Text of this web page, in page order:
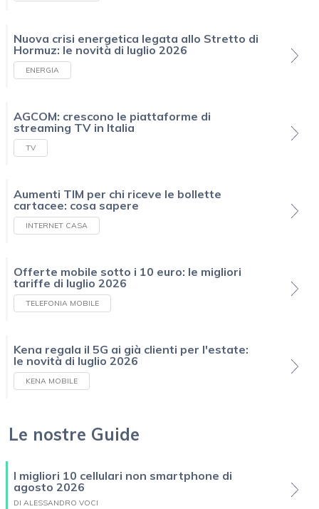
Nuova crisi energetica legata allo Stretto di
Hormuz: le novità di luglio 2026
ENERGIA
AGCOM: crescono le piattaforme di
streaming TV in Italia
TV
Aumenti TIM per chi riceve le bollette
cartacee: cosa sapere
INTERNET CASA
Offerte mobile sotto i 10 euro: le migliori
tariffe di luglio 2026
TELEFONIA MOBILE
Kena regala il 5G ai già clienti per l'estate:
le novità di luglio 2026
KENA MOBILE
Le nostre Guide
I migliori 10 cellulari non smartphone di
agosto 2026
DI ALESSANDRO VOCI